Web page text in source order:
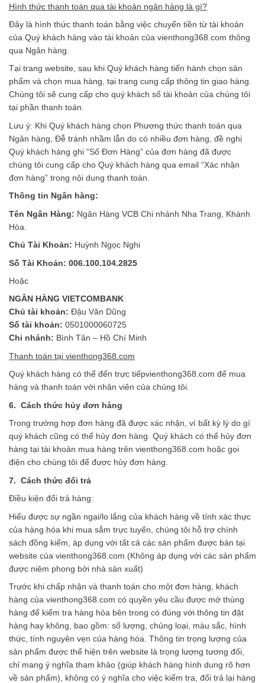
Hình thức thanh toán qua tài khoản ngân hàng là gì?
Đây là hình thức thanh toán bằng việc chuyển tiền từ tài khoản
của Quý khách hàng vào tài khoản của vienthong368.com thông
qua Ngân hàng.
Tại trang website, sau khi Quý khách hàng tiến hành chọn sản
phẩm và chọn mua hàng, tại trang cung cấp thông tin giao hàng.
Chúng tôi sẽ cung cấp cho quý khách số tài khoản của chúng tôi
tại phần thanh toán.
Lưu ý: Khi Quý khách hàng chọn Phương thức thanh toán qua
Ngân hàng, Đễ tránh nhầm lẫn do có nhiều đơn hàng, đề nghị
Quý khách hàng ghi “Số Đơn Hàng” của đơn hàng đã được
chúng tôi cung cấp cho Quý khách hàng qua email “Xác nhận
đơn hàng” trong nội dung thanh toán.
Thông tin Ngân hàng:
Tên Ngân Hàng: Ngân Hàng VCB Chi nhánh Nha Trang, Khánh
Hòa.
Chủ Tài Khoản: Huỳnh Ngọc Nghi
Số Tài Khoản: 006.100.104.2825
Hoặc
NGÂN HÀNG VIETCOMBANK
Chủ tài khoản: Đậu Văn Dũng
Số tài khoản: 0501000060725
Chi nhánh: Bình Tân – Hồ Chí Minh
Thanh toán tại vienthong368.com
Quý khách hàng có thể đến trực tiếpvienthong368.com để mua
hàng và thanh toán với nhân viên của chúng tôi.
6. Cách thức hủy đơn hàng
Trong trường hợp đơn hàng đã được xác nhận, vì bất kỳ lý do gì
quý khách cũng có thể hủy đơn hàng. Quý khách có thể hủy đơn
hàng tại tài khoản mua hàng trên vienthong368.com hoặc gọi
điện cho chúng tôi để được hủy đơn hàng.
7. Cách thức đổi trả
Điều kiện đổi trả hàng:
Hiểu được sự ngần ngại/lo lắng của khách hàng về tính xác thực
của hàng hóa khi mua sắm trực tuyến, chúng tôi hỗ trợ chính
sách đồng kiểm, áp dụng với tất cả các sản phẩm được bán tại
website của vienthong368.com (Không áp dụng với các sản phẩm
được niêm phong bởi nhà sản xuất)
Trước khi chấp nhận và thanh toán cho một đơn hàng, khách
hàng của vienthong368.com có quyền yêu cầu được mở thùng
hàng để kiểm tra hàng hóa bên trong có đúng với thông tin đặt
hàng hay không, bao gồm: số lượng, chủng loại, màu sắc, hình
thức, tính nguyên vẹn của hàng hóa. Thông tin trọng lượng của
sản phẩm được thể hiện trên website là trọng lượng tương đối,
chỉ mang ý nghĩa tham khảo (giúp khách hàng hình dung rõ hơn
về sản phẩm), không có ý nghĩa cho việc kiểm tra, đổi trả lại hàng